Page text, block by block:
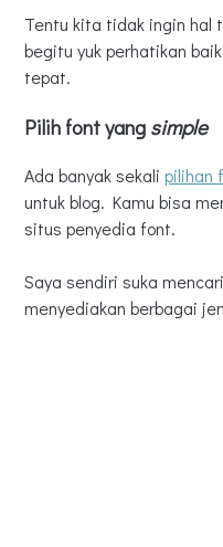
Tentu kita tidak ingin hal
begitu yuk perhatikan
tepat.
Pilih font yang simple
Ada banyak sekali pilihan
untuk blog. Kamu bisa
situs penyedia font.
Saya sendiri suka
menyediakan berbagai